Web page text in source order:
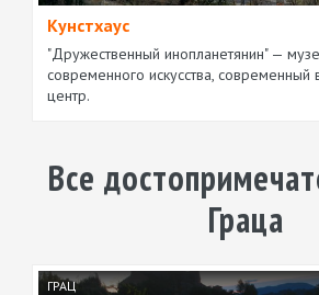
Кунстхаус
"Дружественный инопланетянин" —
современного искусства, современный
центр.
Все
Граца
ГРАЦ